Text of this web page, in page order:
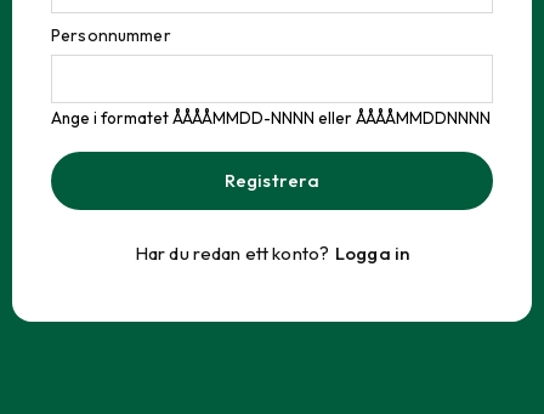
Personnummer
Ange i formatet ÅÅÅÅMMDD-NNNN eller ÅÅÅÅMMDDNNNN
Registrera
Har du redan ett konto? Logga in